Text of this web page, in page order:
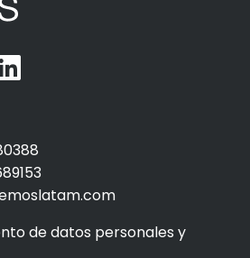
de datos personales y